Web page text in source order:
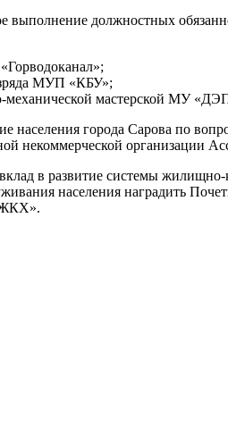
выполнение должностных
МУП «КБУ»;
мастерской МУ
населения города Сарова по
некоммерческой
в развитие системы
населения наградить
ЖКХ».